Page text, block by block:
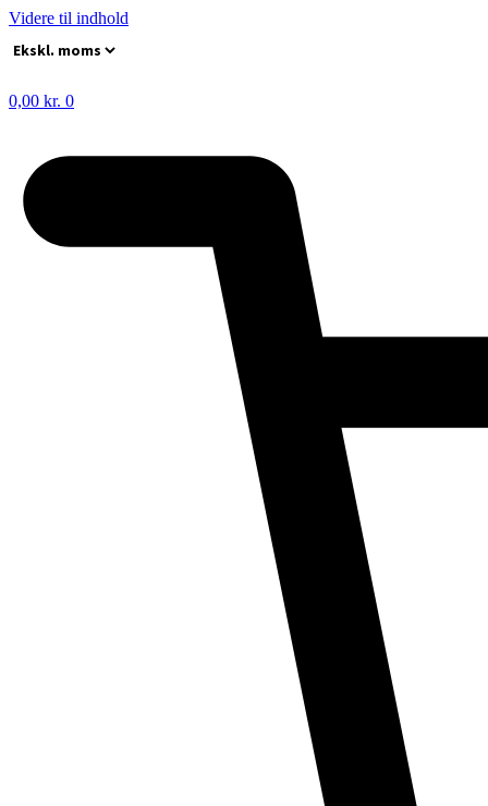
Videre til indhold
0,00 kr. 0